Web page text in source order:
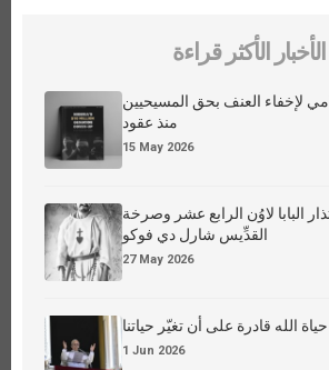
الأخبار الأكثر قراءة
لإخفاء العنف بحق المسيحيين
منذ عقود
15 May 2026
البابا لاوُن الرابع عشر وصرخة
القدِّيس شارل دي فوكو
27 May 2026
حياة الله قادرة على أن تغيّر حياتنا
1 Jun 2026